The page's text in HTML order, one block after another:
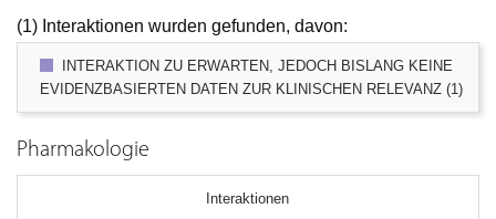
(1) Interaktionen wurden gefunden, davon:
INTERAKTION ZU ERWARTEN, JEDOCH BISLANG KEINE
EVIDENZBASIERTEN DATEN ZUR KLINISCHEN RELEVANZ (1)
Pharmakologie
Interaktionen